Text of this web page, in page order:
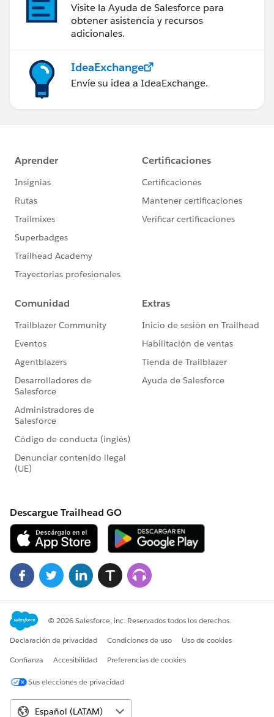
Visite la Ayuda de Salesforce para
obtener asistencia y recursos
adicionales.
IdeaExchange
Envíe su idea a IdeaExchange.